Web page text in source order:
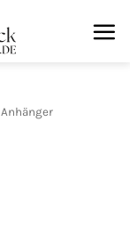
Anhänger